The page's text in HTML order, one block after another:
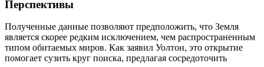
Перспективы
Полученные данные позволяют предположить, что Земля
является скорее редким исключением, чем распространенным
типом обитаемых миров. Как заявил Уолтон, это открытие
помогает сузить круг поиска, предлагая сосредоточить